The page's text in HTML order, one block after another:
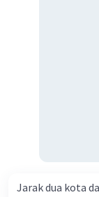
Jarak dua kota